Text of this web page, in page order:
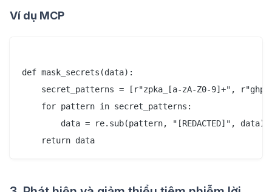
Ví dụ MCP
def mask_secrets(data):
secret_patterns = [r"zpka_[a-zA-Z0-9]+",
    for pattern in secret_patterns:
        data = re.sub(pattern, "[REDACTED]", data)